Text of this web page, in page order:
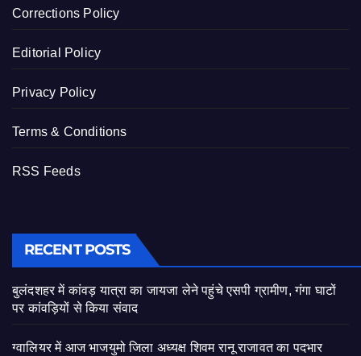
Corrections Policy
Editorial Policy
Privacy Policy
Terms & Conditions
RSS Feeds
RECENT POSTS
बुलंदशहर में कांवड़ यात्रा का जायजा लेने पहुंचे एसपी ग्रामीण, गंगा घाटों
पर कांवड़ियों से किया संवाद
ग्वालियर में आज भाजयुमो जिला अध्यक्ष शिवम रानू राजावत का पदभार